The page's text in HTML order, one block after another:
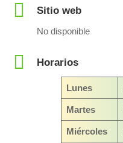
Sitio web
No disponible
Horarios
Lunes
Martes
Miércoles